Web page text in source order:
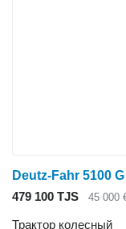
Deutz-Fahr 5100 G
479 100 TJS
45 000
Трактор колесный